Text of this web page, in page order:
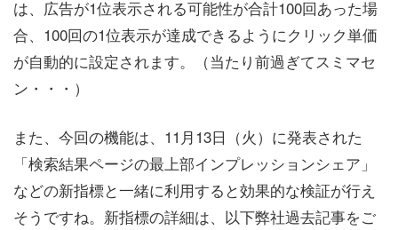
は、広告が1位表示される可能性が合計100回あった場
合、100回の1位表示が達成できるようにクリック単価
が自動的に設定されます。（当たり前過ぎてスミマセ
ン・・・）
また、今回の機能は、11月13日（火）に発表された
「検索結果ページの最上部インプレッションシェア」
などの新指標と一緒に利用すると効果的な検証が行え
そうですね。新指標の詳細は、以下弊社過去記事をご